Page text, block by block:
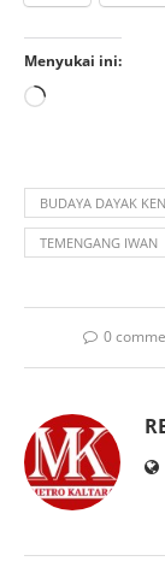
Menyukai ini:
BUDAYA DAYAK
TEMENGANG IWAN
0